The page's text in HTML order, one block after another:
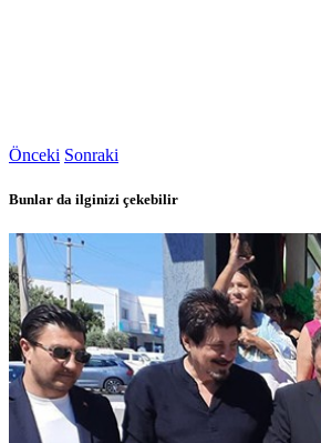
Önceki Sonraki
Bunlar da ilginizi çekebilir